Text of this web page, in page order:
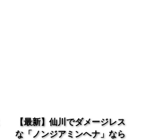
【最新】仙川でダメージレス
な「ノンジアミンヘナ」なら